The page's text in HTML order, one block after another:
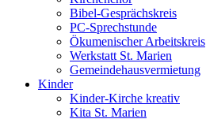
Bibel-Gesprächskreis
PC-Sprechstunde
Ökumenischer Arbeitskreis
Werkstatt St. Marien
Gemeindehausvermietung
Kinder
Kinder-Kirche kreativ
Kita St. Marien